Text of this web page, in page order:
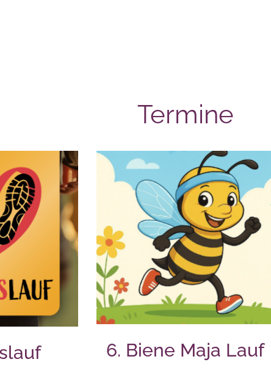
Termine
6. Biene Maja Lauf